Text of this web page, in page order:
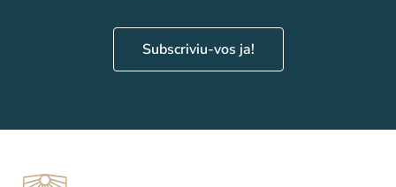
Subscriviu-vos ja!